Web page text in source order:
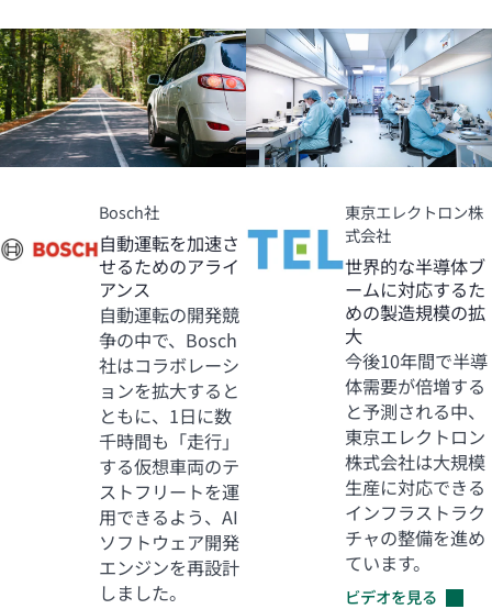
Bosch社
自動運転を加速さ
せるためのアライ
アンス
自動運転の開発競
争の中で、Bosch
社はコラボレーシ
ョンを拡大すると
ともに、1日に数
千時間も「走行」
する仮想車両のテ
ストフリートを運
用できるよう、AI
ソフトウェア開発
エンジンを再設計
しました。
東京エレクトロン株
式会社
世界的な半導体ブ
ームに対応するた
めの製造規模の拡
大
今後10年間で半導
体需要が倍増する
と予測される中、
東京エレクトロン
株式会社は大規模
生産に対応できる
インフラストラク
チャの整備を進め
ています。
ビデオを見る